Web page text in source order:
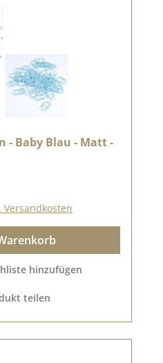
- Baby Blau - Matt -
Versandkosten
hinzufügen
teilen